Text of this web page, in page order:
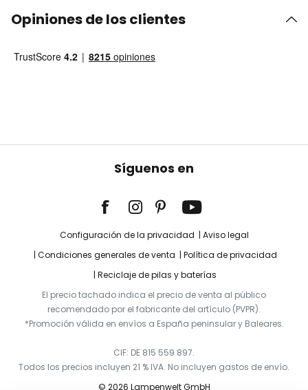
Opiniones de los clientes
Síguenos en
Configuración de la privacidad
Aviso legal
Condiciones generales de venta
Política de privacidad
Reciclaje de pilas y baterías
El precio tachado indica el precio de venta al público
recomendado por el fabricante del artículo (PVPR).
*Promoción válida en envíos a España peninsular y Baleares.
CIF: DE 815 559 897.
Todos los precios incluyen 21 % IVA. No incluyen gastos de envío.
© 2026 Lampenwelt GmbH